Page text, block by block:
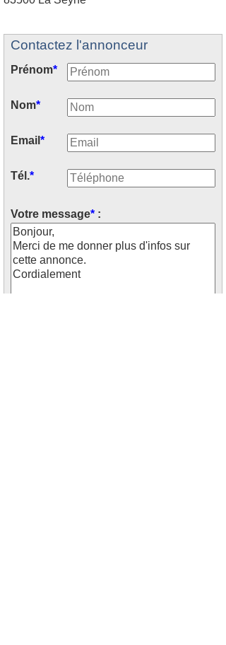
Contactez l'annonceur
Prénom*
Nom*
Email *
Tél.*
Votre message* :